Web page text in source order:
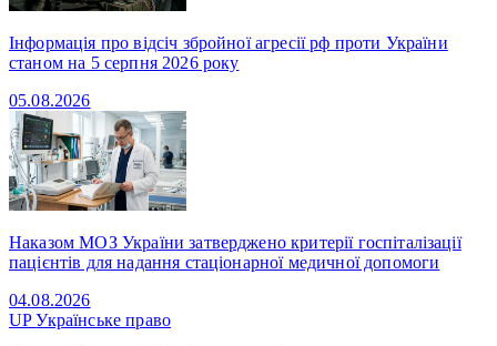
Інформація про відсіч збройної агресії рф проти України
станом на 5 серпня 2026 року
05.08.2026
Наказом МОЗ України затверджено критерії госпіталізації
пацієнтів для надання стаціонарної медичної допомоги
04.08.2026
UPУкраїнське право